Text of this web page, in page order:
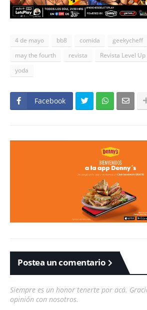
4 de mayo bb8 comida geekycheff
may the fourth
revista Revista Level Up
yoda
Facebook
Postea un comentario
Siempre es un honor tenerte por acá.
opinión con nosotros.